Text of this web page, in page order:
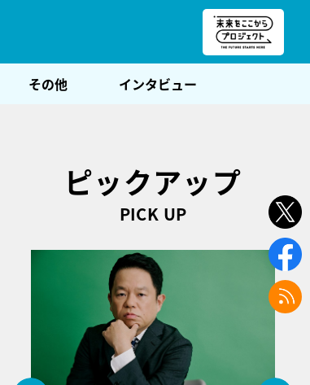
その他 インタビュー
ピックアップ
PICK UP